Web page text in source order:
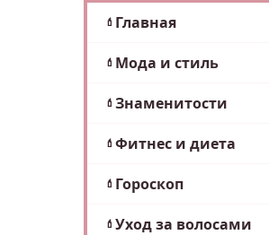
Главная
Мода и стиль
Знаменитости
Фитнес и диета
Гороскоп
Уход за волосами